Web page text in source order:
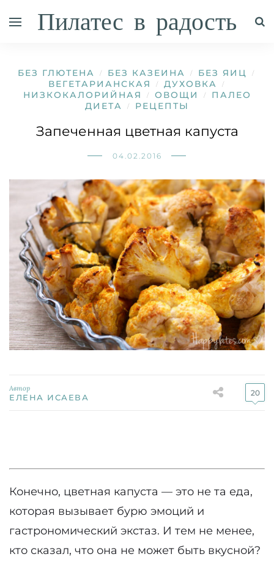
Пилатес в радость
БЕЗ ГЛЮТЕНА / БЕЗ КАЗЕИНА / БЕЗ ЯИЦ /
ВЕГЕТАРИАНСКАЯ / ДУХОВКА /
НИЗКОКАЛОРИЙНАЯ / ОВОЩИ /
ПАЛЕО
ДИЕТА
/ РЕЦЕПТЫ
Запеченная цветная капуста
04.02.2016
Автор
ЕЛЕНА ИСАЕВА 20
Конечно, цветная капуста — это не та еда,
которая вызывает бурю эмоций и
гастрономический экстаз. И тем не менее,
кто сказал, что она не может быть вкусной?